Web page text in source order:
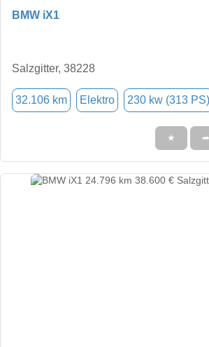
BMW iX1
Salzgitter, 38228
32.106 km Elektro 230 kw (313 PS)
★ ➦